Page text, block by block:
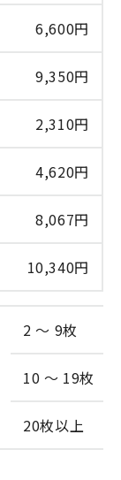
6,600円
9,350円
2,310円
4,620円
8,067円
10,340円
2 ～ 9枚
10 ～ 19枚
20枚以上